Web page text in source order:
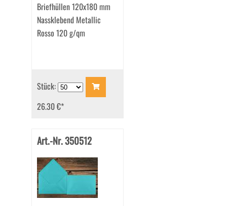
Briefhüllen 120x180 mm
Nassklebend Metallic
Rosso 120 g/qm
Stück:
26.30 €*
Art.-Nr. 350512